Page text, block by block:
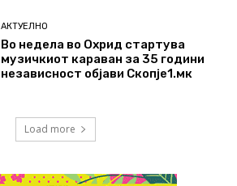
АКТУЕЛНО
Во недела во Охрид стартува
музичкиот караван за 35 години
независност објави Скопје1.мк
Load more